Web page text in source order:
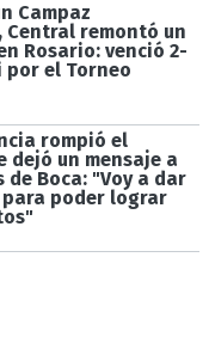
Campaz
Central remontó un
Rosario: venció 2-
por el Torneo
rompió el
dejó un mensaje a
de Boca: "Voy a dar
poder lograr